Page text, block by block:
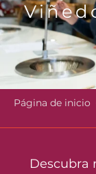
Página de inicio
Descubra